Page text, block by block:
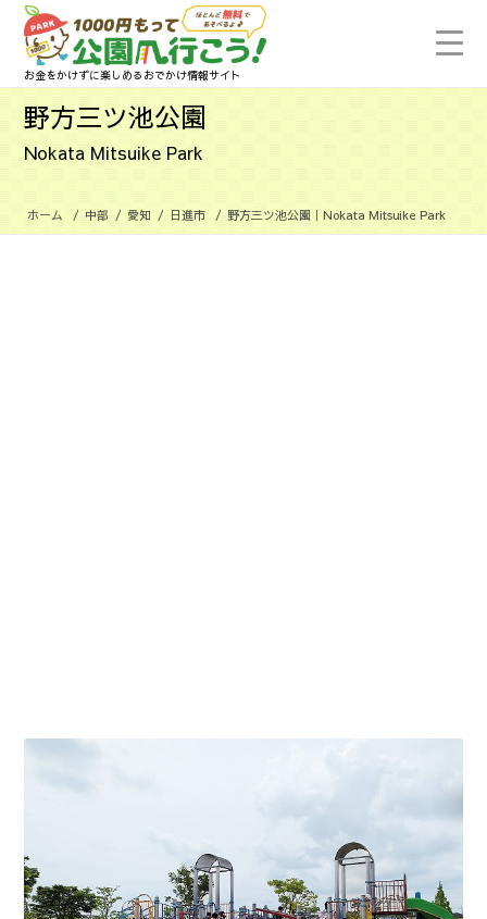
お金をかけずに楽しめるおでかけ情報サイト
野方三ツ池公園
Nokata Mitsuike Park
ホーム / 中部 / 愛知 / 日進市 / 野方三ツ池公園｜Nokata Mitsuike Park